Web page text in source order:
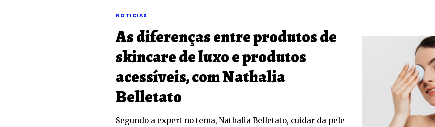
NOTICIAS
As diferenças entre produtos de
skincare de luxo e produtos
acessíveis, com Nathalia
Belletato
Segundo a expert no tema, Nathalia Belletato, cuidar da pele